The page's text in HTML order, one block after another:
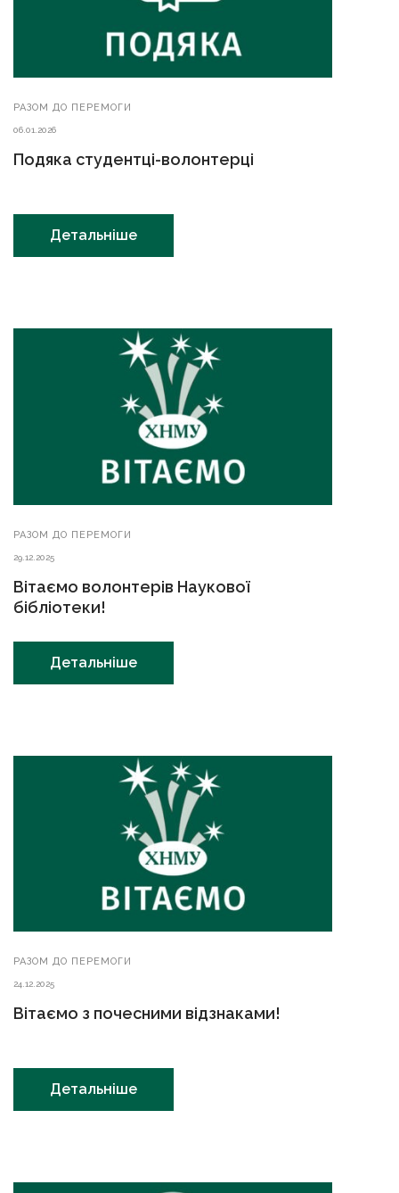
РАЗОМ ДО ПЕРЕМОГИ
06.01.2026
Подяка студентці-волонтерці
Детальніше
РАЗОМ ДО ПЕРЕМОГИ
29.12.2025
Вітаємо волонтерів Наукової
бібліотеки!
Детальніше
РАЗОМ ДО ПЕРЕМОГИ
24.12.2025
Вітаємо з почесними відзнаками!
Детальніше